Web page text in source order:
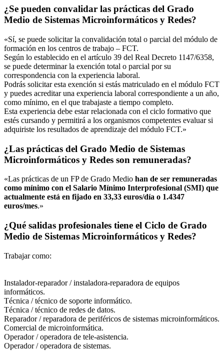
¿Se pueden convalidar las prácticas del Grado
Medio de Sistemas Microinformáticos y Redes?
«Sí, se puede solicitar la convalidación total o parcial del módulo de
formación en los centros de trabajo – FCT.
Según lo establecido en el artículo 39 del Real Decreto 1147/6358,
se puede determinar la exención total o parcial por su
correspondencia con la experiencia laboral.
Podrás solicitar esta exención si estás matriculado en el módulo FCT
y puedes acreditar una experiencia laboral correspondiente a un año,
como mínimo, en el que trabajaste a tiempo completo.
Esta experiencia debe estar relacionada con el ciclo formativo que
estés cursando y permitirá a los organismos competentes evaluar si
adquiriste los resultados de aprendizaje del módulo FCT.»
¿Las prácticas del Grado Medio de Sistemas
Microinformáticos y Redes son remuneradas?
«Las prácticas de un FP de Grado Medio han de ser remuneradas
como mínimo con el Salario Mínimo Interprofesional (SMI) que
actualmente está en fijado en 33,33 euros/día o 1.4347
euros/mes.»
¿Qué salidas profesionales tiene el Ciclo de Grado
Medio de Sistemas Microinformáticos y Redes?
Trabajar como:
Instalador-reparador / instaladora-reparadora de equipos
informáticos.
Técnica / técnico de soporte informático.
Técnica / técnico de redes de datos.
Reparador / reparadora de periféricos de sistemas microinformáticos.
Comercial de microinformática.
Operador / operadora de tele-asistencia.
Operador / operadora de sistemas.